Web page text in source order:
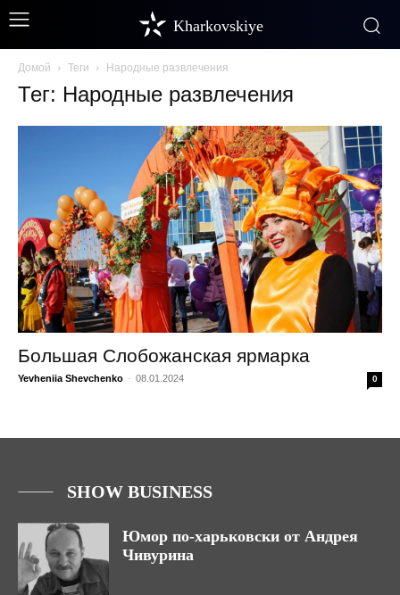
Kharkovskiye
Домой Теги Народные развлечения
Тег: Народные развлечения
Большая Слобожанская ярмарка
Yevheniia Shevchenko - 08.01.2024 0
SHOW BUSINESS
Юмор по-харьковски от Андрея
Чивурина